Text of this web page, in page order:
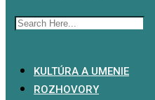
KULTÚRA A UMENIE
ROZHOVORY